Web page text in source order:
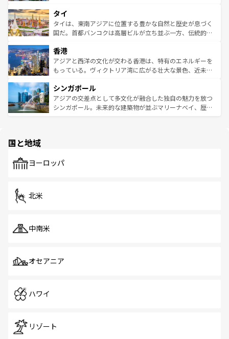
リティに包まれながら、韓国の多彩な魅力を心ゆくまで味
わってみてほしい。 なお、新着の韓国情報はコンテンツ一
覧を参照してほしい。
急速な発展と共に伝統が息づく。ハノイの古い町並みやホ
ーチミン市のフランス統治時代の建物も、独特の雰囲気を
醸し出している。また、バラエティの豊かさとおいしさで
とつ。フォーやバインミー、ベトナムコーヒーなどは、ぜ
ひ現地で味わいたい。どの地域を訪れてもあたたかい人々
が旅行者を迎えてくれるので、きっと忘れられない旅にな
参照してほしい。
タイ
タイは、東南アジアに位置する豊かな自然と歴史が息づく
国だ。首都バンコクは高層ビルが立ち並ぶ一方、伝統的な
の活気が交差している。北部ではチェンマイなどの山岳地
帯で自然と触れ合い、南部ではプーケットやクラビの美し
いビーチでリゾート気分を楽しむことができる。タイ料理
激する。気候は一年中温暖で、どの季節にも異なる楽しみ
が待っている。親しみやすいタイの人々、仏教を中心とし
た文化、そして多様な観光資源が、訪れる旅人を魅了し続
香港
アジアと西洋の文化が交わる香港は、特有のエネルギーを
もっている。ヴィクトリア湾に広がる壮大な景色、近未来
み、どこを訪れても感動するはず。観光スポットが密集し
ており、効率よく見どころを回れるのも魅力。息をのむよ
うな絶景から文化的な体験まで、香港を存分に楽しみ尽く
シンガポール
アジアの交差点として多文化が融合した独自の魅力を放つ
シンガポール。未来的な建築物が並ぶマリーナベイ、歴史
で、ホーカーズは地元の風情を楽しめる外せないスポット
国と地域
ヨーロッパ
北米
中南米
オセアニア
ハワイ
リゾート